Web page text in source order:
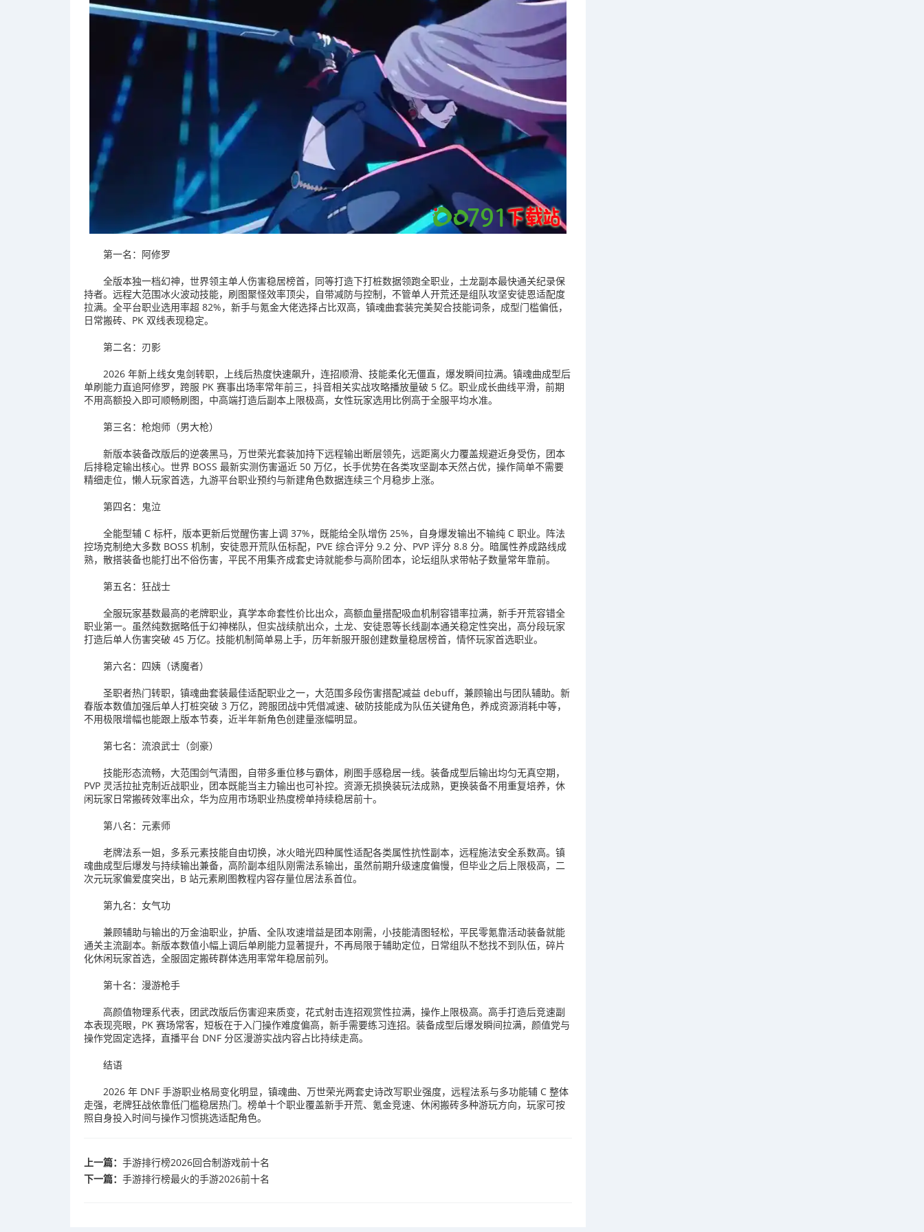
第一名：阿修罗
全版本独一档幻神，世界领主单人伤害稳居榜首，同等打造下打桩数据领跑全职业，土龙副本最快通关纪录保
持者。远程大范围冰火波动技能，刷图聚怪效率顶尖，自带减防与控制，不管单人开荒还是组队攻坚安徒恩适配度
拉满。全平台职业选用率超 82%，新手与氪金大佬选择占比双高，镇魂曲套装完美契合技能词条，成型门槛偏低，
日常搬砖、PK 双线表现稳定。
第二名：刃影
2026 年新上线女鬼剑转职，上线后热度快速飙升，连招顺滑、技能柔化无僵直，爆发瞬间拉满。镇魂曲成型后
单刷能力直追阿修罗，跨服 PK 赛事出场率常年前三，抖音相关实战攻略播放量破 5 亿。职业成长曲线平滑，前期
不用高额投入即可顺畅刷图，中高端打造后副本上限极高，女性玩家选用比例高于全服平均水准。
第三名：枪炮师（男大枪）
新版本装备改版后的逆袭黑马，万世荣光套装加持下远程输出断层领先，远距离火力覆盖规避近身受伤，团本
后排稳定输出核心。世界 BOSS 最新实测伤害逼近 50 万亿，长手优势在各类攻坚副本天然占优，操作简单不需要
精细走位，懒人玩家首选，九游平台职业预约与新建角色数据连续三个月稳步上涨。
第四名：鬼泣
全能型辅 C 标杆，版本更新后觉醒伤害上调 37%，既能给全队增伤 25%，自身爆发输出不输纯 C 职业。阵法
控场克制绝大多数 BOSS 机制，安徒恩开荒队伍标配，PVE 综合评分 9.2 分、PVP 评分 8.8 分。暗属性养成路线成
熟，散搭装备也能打出不俗伤害，平民不用集齐成套史诗就能参与高阶团本，论坛组队求带帖子数量常年靠前。
第五名：狂战士
全服玩家基数最高的老牌职业，真学本命套性价比出众，高额血量搭配吸血机制容错率拉满，新手开荒容错全
职业第一。虽然纯数据略低于幻神梯队，但实战续航出众，土龙、安徒恩等长线副本通关稳定性突出，高分段玩家
打造后单人伤害突破 45 万亿。技能机制简单易上手，历年新服开服创建数量稳居榜首，情怀玩家首选职业。
第六名：四姨（诱魔者）
圣职者热门转职，镇魂曲套装最佳适配职业之一，大范围多段伤害搭配减益 debuff，兼顾输出与团队辅助。新
春版本数值加强后单人打桩突破 3 万亿，跨服团战中凭借减速、破防技能成为队伍关键角色，养成资源消耗中等，
不用极限增幅也能跟上版本节奏，近半年新角色创建量涨幅明显。
第七名：流浪武士（剑豪）
技能形态流畅，大范围剑气清图，自带多重位移与霸体，刷图手感稳居一线。装备成型后输出均匀无真空期，
PVP 灵活拉扯克制近战职业，团本既能当主力输出也可补控。资源无损换装玩法成熟，更换装备不用重复培养，休
闲玩家日常搬砖效率出众，华为应用市场职业热度榜单持续稳居前十。
第八名：元素师
老牌法系一姐，多系元素技能自由切换，冰火暗光四种属性适配各类属性抗性副本，远程施法安全系数高。镇
魂曲成型后爆发与持续输出兼备，高阶副本组队刚需法系输出，虽然前期升级速度偏慢，但毕业之后上限极高，二
次元玩家偏爱度突出，B 站元素刷图教程内容存量位居法系首位。
第九名：女气功
兼顾辅助与输出的万金油职业，护盾、全队攻速增益是团本刚需，小技能清图轻松，平民零氪靠活动装备就能
通关主流副本。新版本数值小幅上调后单刷能力显著提升，不再局限于辅助定位，日常组队不愁找不到队伍，碎片
化休闲玩家首选，全服固定搬砖群体选用率常年稳居前列。
第十名：漫游枪手
高颜值物理系代表，团武改版后伤害迎来质变，花式射击连招观赏性拉满，操作上限极高。高手打造后竞速副
本表现亮眼，PK 赛场常客，短板在于入门操作难度偏高，新手需要练习连招。装备成型后爆发瞬间拉满，颜值党与
操作党固定选择，直播平台 DNF 分区漫游实战内容占比持续走高。
结语
2026 年 DNF 手游职业格局变化明显，镇魂曲、万世荣光两套史诗改写职业强度，远程法系与多功能辅 C 整体
走强，老牌狂战依靠低门槛稳居热门。榜单十个职业覆盖新手开荒、氪金竞速、休闲搬砖多种游玩方向，玩家可按
照自身投入时间与操作习惯挑选适配角色。
上一篇： 手游排行榜2026回合制游戏前十名
下一篇： 手游排行榜最火的手游2026前十名